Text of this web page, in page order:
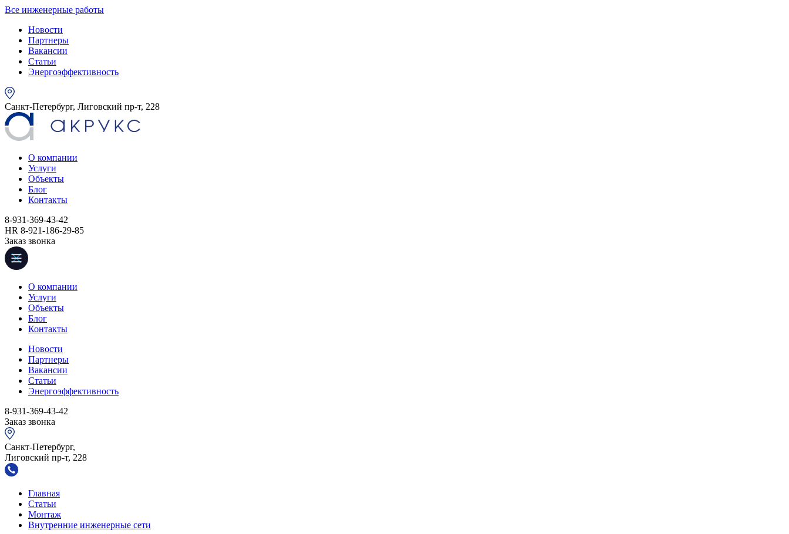
Все инженерные работы
Новости
Партнеры
Вакансии
Статьи
Энергоэффективность
Санкт-Петербург, Лиговский пр-т, 228
О компании
Услуги
Объекты
Блог
Контакты
8-931-369-43-42
HR 8-921-186-29-85
Заказ звонка
О компании
Услуги
Объекты
Блог
Контакты
Новости
Партнеры
Вакансии
Статьи
Энергоэффективность
8-931-369-43-42
Заказ звонка
Санкт-Петербург,
Лиговский пр-т, 228
Главная
Статьи
Монтаж
Внутренние инженерные сети